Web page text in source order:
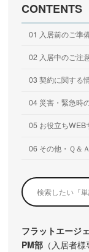
CONTENTS
01 入居前のご準
02 入居中のご注
03 契約に関する
04 災害・緊急時
05 お役立ちWEB
06 その他・Ｑ＆
フラットエージ
PM部 （入居者様